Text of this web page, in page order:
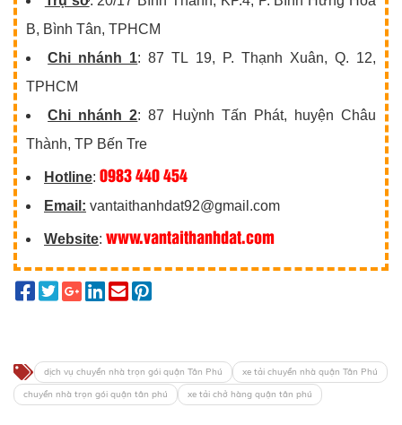
B, Bình Tân, TPHCM
Chi nhánh 1: 87 TL 19, P. Thạnh Xuân, Q. 12,
TPHCM
Chi nhánh 2: 87 Huỳnh Tấn Phát, huyện Châu
Thành, TP Bến Tre
Hotline: 0983 440 454
Email: vantaithanhdat92@gmail.com
Website: www.vantaithanhdat.com
dịch vụ chuyển nhà trọn gói quận Tân Phú
xe tải chuyển nhà quận Tân Phú
chuyển nhà trọn gói quận tân phú
xe tải chở hàng quận tân phú